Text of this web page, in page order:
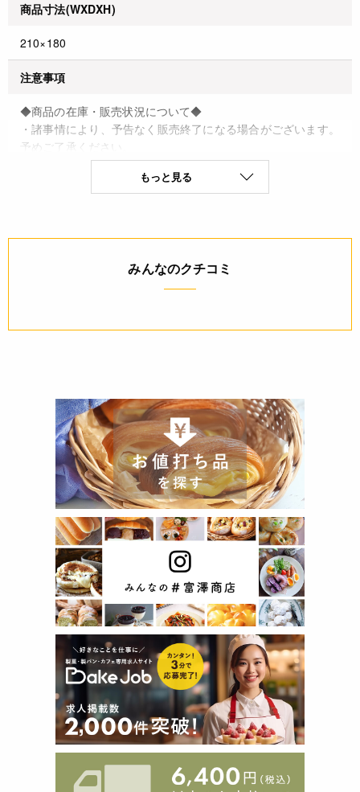
商品寸法(WXDXH)
210×180
注意事項
◆商品の在庫・販売状況について◆
・諸事情により、予告なく販売終了になる場合がございます。
予めご了承ください。
・当サイトに掲載されている商品は、ご購入可能な状態にあっ
ても必ずしも在庫を保証するものではありません。予めご了承
詳細
◆材質：表：OPP防曇25μ ・ 裏：片艶晒クラフト紙
もっと見る
みんなのクチコミ